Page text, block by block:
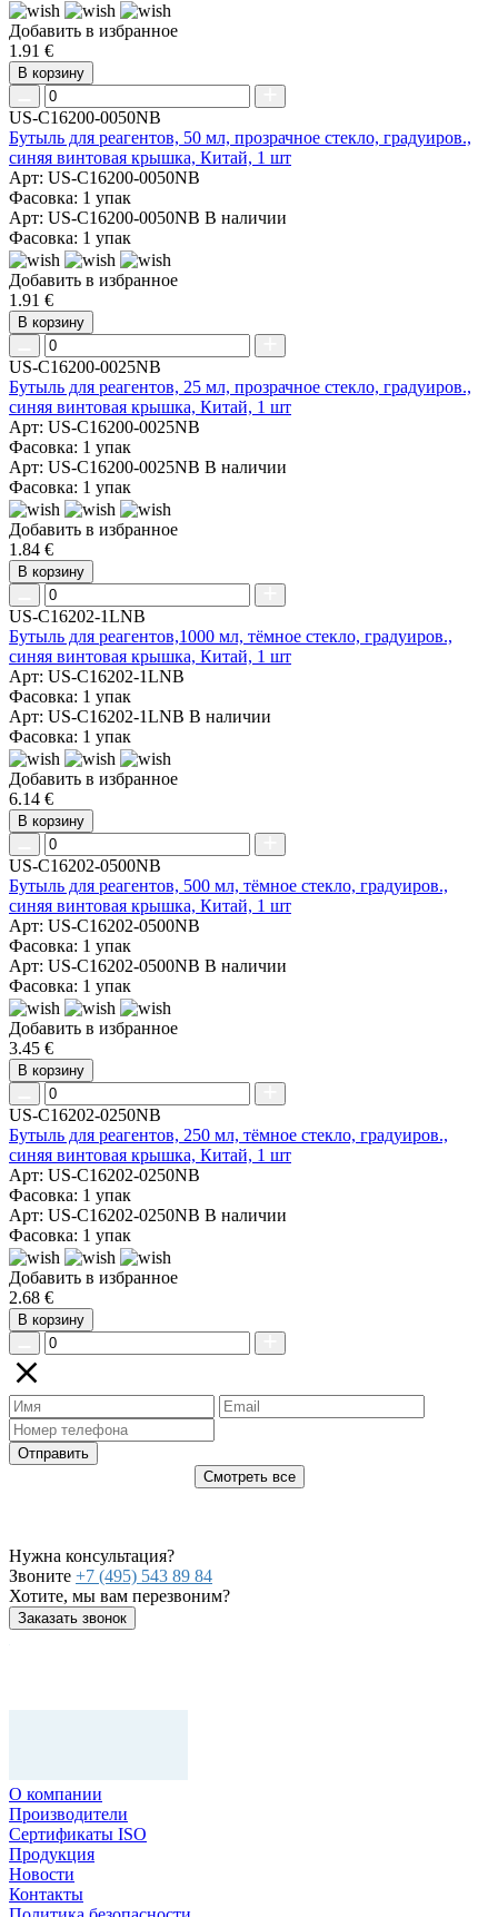
Добавить в избранное
1.91 €
В корзину
US-C16200-0050NB
Бутыль для реагентов, 50 мл, прозрачное стекло, градуиров.,
синяя винтовая крышка, Китай, 1 шт
Арт: US-C16200-0050NB
Фасовка: 1 упак
Арт: US-C16200-0050NB В наличии
Фасовка: 1 упак
Добавить в избранное
1.91 €
В корзину
US-C16200-0025NB
Бутыль для реагентов, 25 мл, прозрачное стекло, градуиров.,
синяя винтовая крышка, Китай, 1 шт
Арт: US-C16200-0025NB
Фасовка: 1 упак
Арт: US-C16200-0025NB В наличии
Фасовка: 1 упак
Добавить в избранное
1.84 €
В корзину
US-C16202-1LNB
Бутыль для реагентов,1000 мл, тёмное стекло, градуиров.,
синяя винтовая крышка, Китай, 1 шт
Арт: US-C16202-1LNB
Фасовка: 1 упак
Арт: US-C16202-1LNB В наличии
Фасовка: 1 упак
Добавить в избранное
6.14 €
В корзину
US-C16202-0500NB
Бутыль для реагентов, 500 мл, тёмное стекло, градуиров.,
синяя винтовая крышка, Китай, 1 шт
Арт: US-C16202-0500NB
Фасовка: 1 упак
Арт: US-C16202-0500NB В наличии
Фасовка: 1 упак
Добавить в избранное
3.45 €
В корзину
US-C16202-0250NB
Бутыль для реагентов, 250 мл, тёмное стекло, градуиров.,
синяя винтовая крышка, Китай, 1 шт
Арт: US-C16202-0250NB
Фасовка: 1 упак
Арт: US-C16202-0250NB В наличии
Фасовка: 1 упак
Добавить в избранное
2.68 €
В корзину
Отправить
Смотреть все
Нужна консультация?
Звоните +7 (495) 543 89 84
Хотите, мы вам перезвоним?
Заказать звонок
О компании
Производители
Сертификаты ISO
Продукция
Новости
Контакты